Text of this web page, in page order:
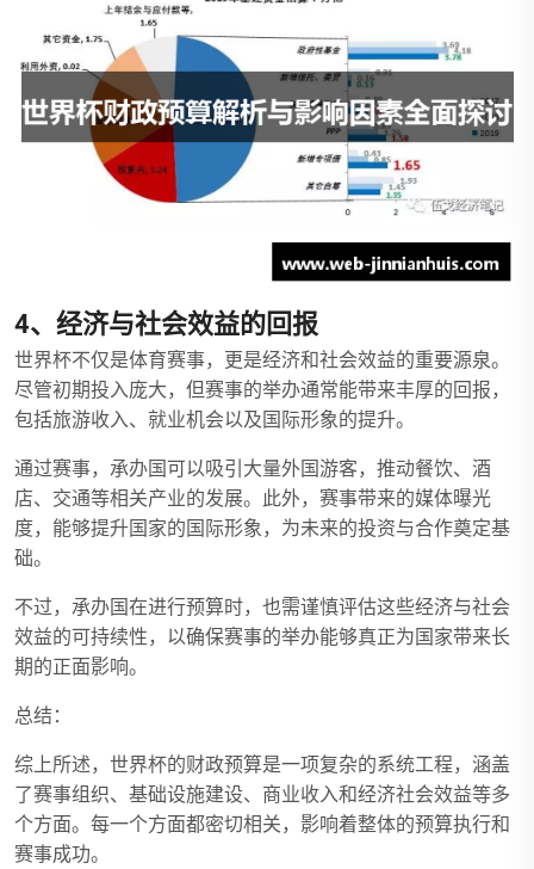
4、经济与社会效益的回报
世界杯不仅是体育赛事，更是经济和社会效益的重要源泉。
尽管初期投入庞大，但赛事的举办通常能带来丰厚的回报，
包括旅游收入、就业机会以及国际形象的提升。
通过赛事，承办国可以吸引大量外国游客，推动餐饮、酒
店、交通等相关产业的发展。此外，赛事带来的媒体曝光
度，能够提升国家的国际形象，为未来的投资与合作奠定基
础。
不过，承办国在进行预算时，也需谨慎评估这些经济与社会
效益的可持续性，以确保赛事的举办能够真正为国家带来长
期的正面影响。
总结：
综上所述，世界杯的财政预算是一项复杂的系统工程，涵盖
了赛事组织、基础设施建设、商业收入和经济社会效益等多
个方面。每一个方面都密切相关，影响着整体的预算执行和
赛事成功。